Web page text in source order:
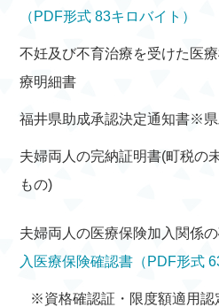
（PDF形式 83キロバイト）
不妊及び不育治療を受けた医
療明細書
福井県助成承認決定通知書※
夫婦両人の完納証明書(町税の
もの)
夫婦両人の医療保険加入関係
入医療保険確認書（PDF形式
※資格確認証・限度額適用認